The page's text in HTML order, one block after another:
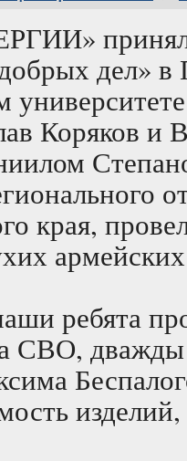
дел»
Коряков и
края,
ребята
СВО, дважды